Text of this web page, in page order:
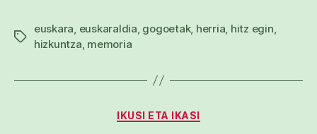
Etiketak
euskara, euskaraldia, gogoetak, herria, hitz egin,
hizkuntza, memoria
Kategoriak
IKUSI ETA IKASI